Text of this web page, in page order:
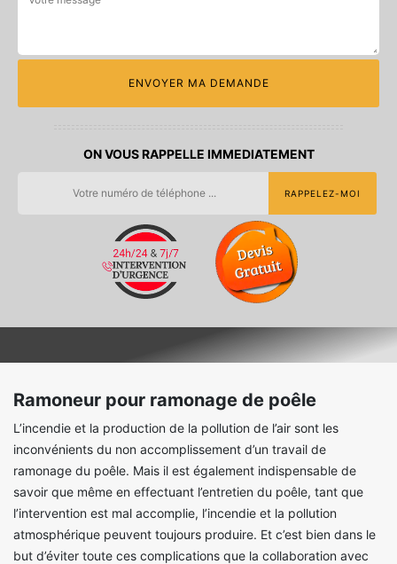
ON VOUS RAPPELLE IMMEDIATEMENT
Ramoneur pour ramonage de poêle
L’incendie et la production de la pollution de l’air sont les
inconvénients du non accomplissement d’un travail de
ramonage du poêle. Mais il est également indispensable de
savoir que même en effectuant l’entretien du poêle, tant que
l’intervention est mal accomplie, l’incendie et la pollution
atmosphérique peuvent toujours produire. Et c’est bien dans le
but d’éviter toute ces complications que la collaboration avec